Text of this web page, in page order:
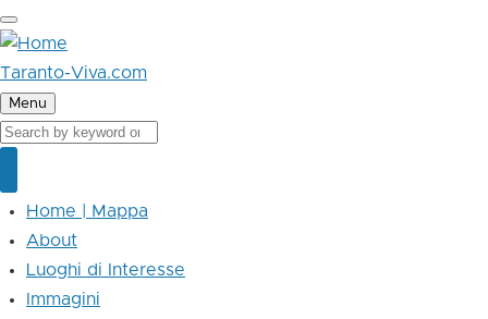
Skip
to
main
content
Taranto-Viva.com
Menu
Cerca
Main
navigation
Home | Mappa
About
Luoghi di Interesse
Immagini